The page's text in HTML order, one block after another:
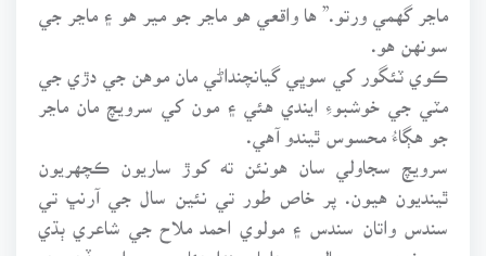
ماڃر گهمي ورتو.” ها واقعي هو ماڃر جو مير هو ۽ ماڃر جي
ڪوي ٽئگور کي سوڀي گيانچنداڻي مان موهن جي دڙي جي
مٽي جي خوشبوءِ ايندي هئي ۽ مون کي سرويچ مان ماڃر
جو هڳاءُ محسوس ٿيندو آهي.
سرويچ سجاولي سان هونئن ته کوڙ ساريون ڪچهريون
ٿينديون هيون. پر خاص طور تي نئين سال جي آرنڀ تي
سندس واتان سندس ۽ مولوي احمد ملاح جي شاعري ٻڌي
بي خودي جي عالم ۾ هليا ويندا هئاسين. ۽ اڄ جڏهن هر